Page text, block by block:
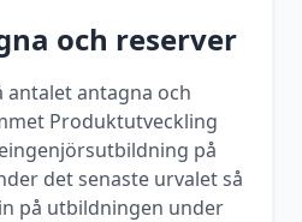
och reserver
antalet antagna och
Produktutveckling
på
det senaste urvalet så
på utbildningen under